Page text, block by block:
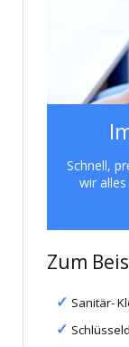
Schnell,
wir
Zum
Sanitär-